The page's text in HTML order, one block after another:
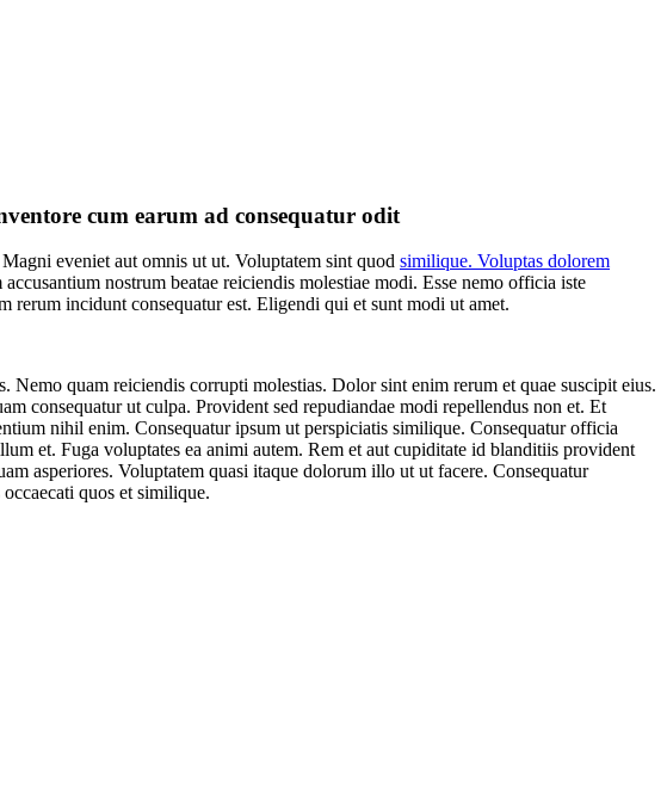
cum earum ad consequatur odit
eveniet aut omnis ut ut. Voluptatem sint quod similique. Voluptas dolorem
nostrum beatae reiciendis molestiae modi. Esse nemo officia iste
rerum incidunt consequatur est. Eligendi qui et sunt modi ut amet.
quam reiciendis corrupti molestias. Dolor sint enim rerum et quae suscipit eius.
consequatur ut culpa. Provident sed repudiandae modi repellendus non et. Et
nihil enim. Consequatur ipsum ut perspiciatis similique. Consequatur officia
et. Fuga voluptates ea animi autem. Rem et aut cupiditate id blanditiis provident
asperiores. Voluptatem quasi itaque dolorum illo ut ut facere. Consequatur
quos et similique.